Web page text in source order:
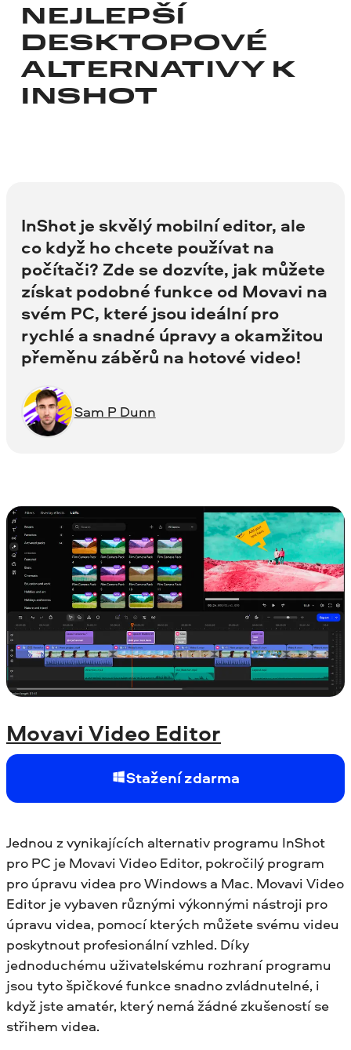
NEJLEPŠÍ
DESKTOPOVÉ
ALTERNATIVY K
INSHOT
InShot je skvělý mobilní editor, ale
co když ho chcete používat na
počítači? Zde se dozvíte, jak můžete
získat podobné funkce od Movavi na
svém PC, které jsou ideální pro
rychlé a snadné úpravy a okamžitou
přeměnu záběrů na hotové video!
Sam P Dunn
Movavi Video Editor
Stažení zdarma
Jednou z vynikajících alternativ programu InShot
pro PC je Movavi Video Editor, pokročilý program
pro úpravu videa pro Windows a Mac. Movavi Video
Editor je vybaven různými výkonnými nástroji pro
úpravu videa, pomocí kterých můžete svému videu
poskytnout profesionální vzhled. Díky
jednoduchému uživatelskému rozhraní programu
jsou tyto špičkové funkce snadno zvládnutelné, i
když jste amatér, který nemá žádné zkušeností se
střihem videa.